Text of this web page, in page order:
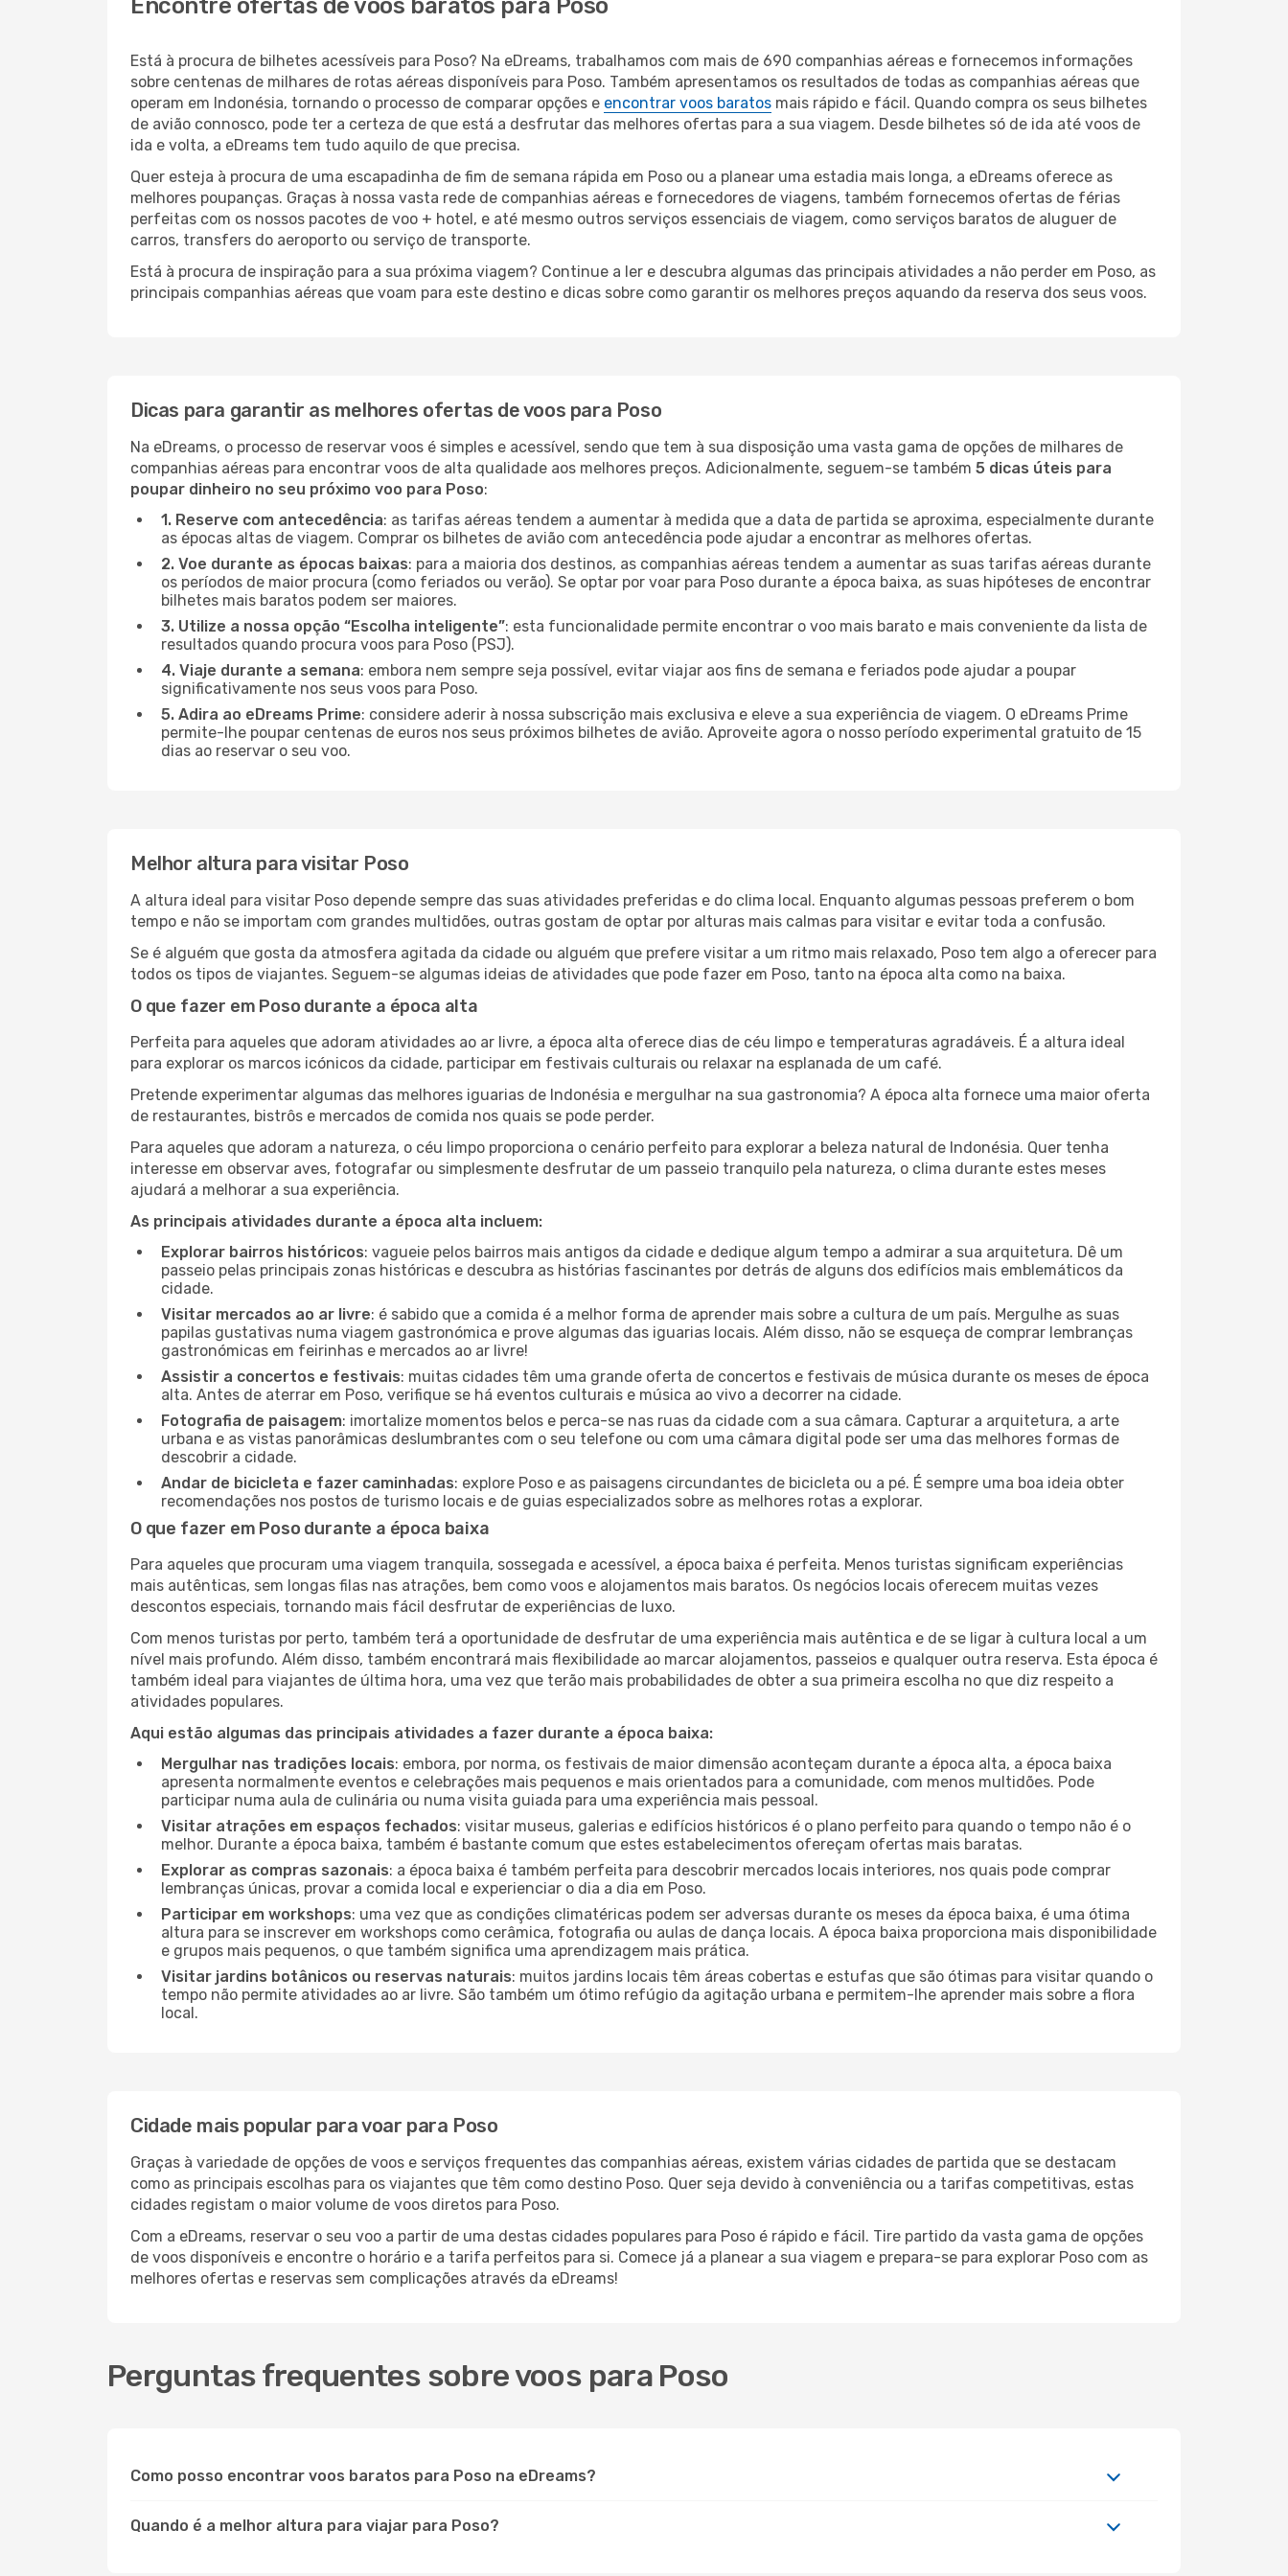
Encontre ofertas de voos baratos para Poso
Está à procura de bilhetes acessíveis para Poso? Na eDreams, trabalhamos com mais de 690 companhias aéreas e fornecemos informações
sobre centenas de milhares de rotas aéreas disponíveis para Poso. Também apresentamos os resultados de todas as companhias aéreas que
operam em Indonésia, tornando o processo de comparar opções e encontrar voos baratos mais rápido e fácil. Quando compra os seus bilhetes
de avião connosco, pode ter a certeza de que está a desfrutar das melhores ofertas para a sua viagem. Desde bilhetes só de ida até voos de
ida e volta, a eDreams tem tudo aquilo de que precisa.
Quer esteja à procura de uma escapadinha de fim de semana rápida em Poso ou a planear uma estadia mais longa, a eDreams oferece as
melhores poupanças. Graças à nossa vasta rede de companhias aéreas e fornecedores de viagens, também fornecemos ofertas de férias
perfeitas com os nossos pacotes de voo + hotel, e até mesmo outros serviços essenciais de viagem, como serviços baratos de aluguer de
carros, transfers do aeroporto ou serviço de transporte.
Está à procura de inspiração para a sua próxima viagem? Continue a ler e descubra algumas das principais atividades a não perder em Poso, as
principais companhias aéreas que voam para este destino e dicas sobre como garantir os melhores preços aquando da reserva dos seus voos.
Dicas para garantir as melhores ofertas de voos para Poso
Na eDreams, o processo de reservar voos é simples e acessível, sendo que tem à sua disposição uma vasta gama de opções de milhares de
companhias aéreas para encontrar voos de alta qualidade aos melhores preços. Adicionalmente, seguem-se também 5 dicas úteis para
poupar dinheiro no seu próximo voo para Poso:
1. Reserve com antecedência: as tarifas aéreas tendem a aumentar à medida que a data de partida se aproxima, especialmente durante
as épocas altas de viagem. Comprar os bilhetes de avião com antecedência pode ajudar a encontrar as melhores ofertas.
2. Voe durante as épocas baixas: para a maioria dos destinos, as companhias aéreas tendem a aumentar as suas tarifas aéreas durante
os períodos de maior procura (como feriados ou verão). Se optar por voar para Poso durante a época baixa, as suas hipóteses de encontrar
bilhetes mais baratos podem ser maiores.
3. Utilize a nossa opção “Escolha inteligente”: esta funcionalidade permite encontrar o voo mais barato e mais conveniente da lista de
resultados quando procura voos para Poso (PSJ).
4. Viaje durante a semana: embora nem sempre seja possível, evitar viajar aos fins de semana e feriados pode ajudar a poupar
significativamente nos seus voos para Poso.
5. Adira ao eDreams Prime: considere aderir à nossa subscrição mais exclusiva e eleve a sua experiência de viagem. O eDreams Prime
permite-lhe poupar centenas de euros nos seus próximos bilhetes de avião. Aproveite agora o nosso período experimental gratuito de 15
dias ao reservar o seu voo.
Melhor altura para visitar Poso
A altura ideal para visitar Poso depende sempre das suas atividades preferidas e do clima local. Enquanto algumas pessoas preferem o bom
tempo e não se importam com grandes multidões, outras gostam de optar por alturas mais calmas para visitar e evitar toda a confusão.
Se é alguém que gosta da atmosfera agitada da cidade ou alguém que prefere visitar a um ritmo mais relaxado, Poso tem algo a oferecer para
todos os tipos de viajantes. Seguem-se algumas ideias de atividades que pode fazer em Poso, tanto na época alta como na baixa.
O que fazer em Poso durante a época alta
Perfeita para aqueles que adoram atividades ao ar livre, a época alta oferece dias de céu limpo e temperaturas agradáveis. É a altura ideal
para explorar os marcos icónicos da cidade, participar em festivais culturais ou relaxar na esplanada de um café.
Pretende experimentar algumas das melhores iguarias de Indonésia e mergulhar na sua gastronomia? A época alta fornece uma maior oferta
de restaurantes, bistrôs e mercados de comida nos quais se pode perder.
Para aqueles que adoram a natureza, o céu limpo proporciona o cenário perfeito para explorar a beleza natural de Indonésia. Quer tenha
interesse em observar aves, fotografar ou simplesmente desfrutar de um passeio tranquilo pela natureza, o clima durante estes meses
ajudará a melhorar a sua experiência.
As principais atividades durante a época alta incluem:
Explorar bairros históricos: vagueie pelos bairros mais antigos da cidade e dedique algum tempo a admirar a sua arquitetura. Dê um
passeio pelas principais zonas históricas e descubra as histórias fascinantes por detrás de alguns dos edifícios mais emblemáticos da
cidade.
Visitar mercados ao ar livre: é sabido que a comida é a melhor forma de aprender mais sobre a cultura de um país. Mergulhe as suas
papilas gustativas numa viagem gastronómica e prove algumas das iguarias locais. Além disso, não se esqueça de comprar lembranças
gastronómicas em feirinhas e mercados ao ar livre!
Assistir a concertos e festivais: muitas cidades têm uma grande oferta de concertos e festivais de música durante os meses de época
alta. Antes de aterrar em Poso, verifique se há eventos culturais e música ao vivo a decorrer na cidade.
Fotografia de paisagem: imortalize momentos belos e perca-se nas ruas da cidade com a sua câmara. Capturar a arquitetura, a arte
urbana e as vistas panorâmicas deslumbrantes com o seu telefone ou com uma câmara digital pode ser uma das melhores formas de
descobrir a cidade.
Andar de bicicleta e fazer caminhadas: explore Poso e as paisagens circundantes de bicicleta ou a pé. É sempre uma boa ideia obter
recomendações nos postos de turismo locais e de guias especializados sobre as melhores rotas a explorar.
O que fazer em Poso durante a época baixa
Para aqueles que procuram uma viagem tranquila, sossegada e acessível, a época baixa é perfeita. Menos turistas significam experiências
mais autênticas, sem longas filas nas atrações, bem como voos e alojamentos mais baratos. Os negócios locais oferecem muitas vezes
descontos especiais, tornando mais fácil desfrutar de experiências de luxo.
Com menos turistas por perto, também terá a oportunidade de desfrutar de uma experiência mais autêntica e de se ligar à cultura local a um
nível mais profundo. Além disso, também encontrará mais flexibilidade ao marcar alojamentos, passeios e qualquer outra reserva. Esta época é
também ideal para viajantes de última hora, uma vez que terão mais probabilidades de obter a sua primeira escolha no que diz respeito a
atividades populares.
Aqui estão algumas das principais atividades a fazer durante a época baixa:
Mergulhar nas tradições locais: embora, por norma, os festivais de maior dimensão aconteçam durante a época alta, a época baixa
apresenta normalmente eventos e celebrações mais pequenos e mais orientados para a comunidade, com menos multidões. Pode
participar numa aula de culinária ou numa visita guiada para uma experiência mais pessoal.
Visitar atrações em espaços fechados: visitar museus, galerias e edifícios históricos é o plano perfeito para quando o tempo não é o
melhor. Durante a época baixa, também é bastante comum que estes estabelecimentos ofereçam ofertas mais baratas.
Explorar as compras sazonais: a época baixa é também perfeita para descobrir mercados locais interiores, nos quais pode comprar
lembranças únicas, provar a comida local e experienciar o dia a dia em Poso.
Participar em workshops: uma vez que as condições climatéricas podem ser adversas durante os meses da época baixa, é uma ótima
altura para se inscrever em workshops como cerâmica, fotografia ou aulas de dança locais. A época baixa proporciona mais disponibilidade
e grupos mais pequenos, o que também significa uma aprendizagem mais prática.
Visitar jardins botânicos ou reservas naturais: muitos jardins locais têm áreas cobertas e estufas que são ótimas para visitar quando o
tempo não permite atividades ao ar livre. São também um ótimo refúgio da agitação urbana e permitem-lhe aprender mais sobre a flora
local.
Cidade mais popular para voar para Poso
Graças à variedade de opções de voos e serviços frequentes das companhias aéreas, existem várias cidades de partida que se destacam
como as principais escolhas para os viajantes que têm como destino Poso. Quer seja devido à conveniência ou a tarifas competitivas, estas
cidades registam o maior volume de voos diretos para Poso.
Com a eDreams, reservar o seu voo a partir de uma destas cidades populares para Poso é rápido e fácil. Tire partido da vasta gama de opções
de voos disponíveis e encontre o horário e a tarifa perfeitos para si. Comece já a planear a sua viagem e prepara-se para explorar Poso com as
melhores ofertas e reservas sem complicações através da eDreams!
Perguntas frequentes sobre voos para Poso
Como posso encontrar voos baratos para Poso na eDreams?
Quando é a melhor altura para viajar para Poso?